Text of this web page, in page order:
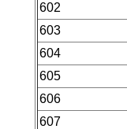
602
603
604
605
606
607